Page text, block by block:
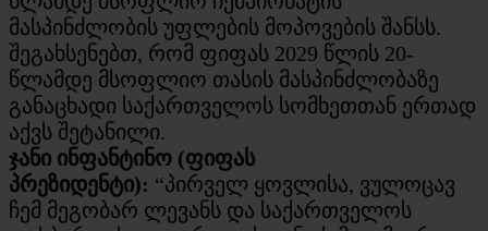
მასპინძლობის უფლების მოპოვების შანსს.
შეგახსენებთ, რომ ფიფას 2029 წლის 20-
წლამდე მსოფლიო თასის მასპინძლობაზე
განაცხადი საქართველოს სომხეთთან ერთად
აქვს შეტანილი.
ჯანი ინფანტინო (ფიფას
პრეზიდენტი): “პირველ ყოვლისა, ვულოცავ
ჩემ მეგობარ ლევანს და საქართველოს